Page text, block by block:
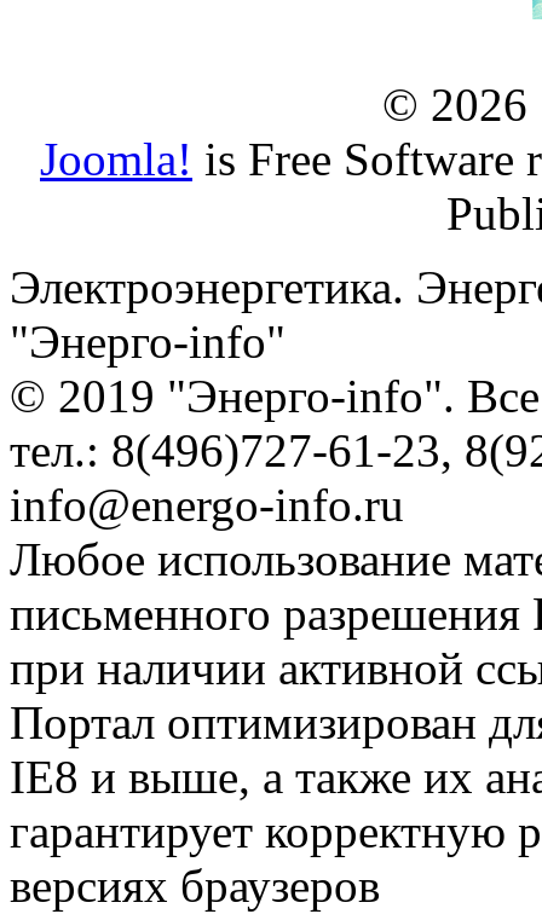
© 2026
Joomla! is Free Software
Электроэнергетика.
"Энерго-info"
© 2019 "Энерго-info".
тел.: 8(496)727-61-23,
info@energo-info.ru
Любое использование
письменного разрешения
при наличии активной
Портал оптимизирован
IE8 и выше, а также их
гарантирует корректную
версиях браузеров